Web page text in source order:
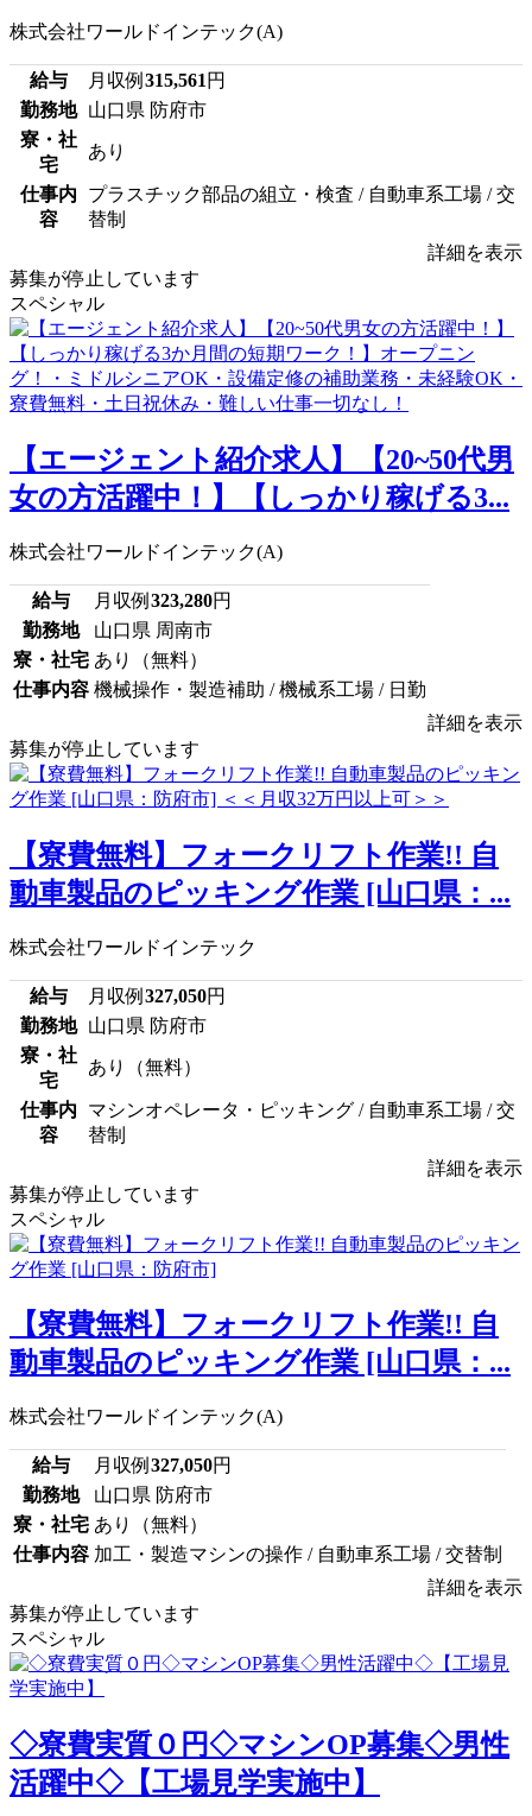
株式会社ワールドインテック(A)
給与 月収例 315,561 円
勤務地
山口県 防府市
寮・社
宅
あり
仕事内
容
プラスチック部品の組立・検査 / 自動車系工場 / 交
替制
詳細を表示
募集が停止しています
スペシャル
【エージェント紹介求人】【20~50代男
女の方活躍中！】【しっかり稼げる3...
株式会社ワールドインテック(A)
給与 月収例 323,280円
勤務地
山口県 周南市
寮・社宅 あり（無料）
仕事内容 機械操作・製造補助 / 機械系工場 / 日勤
詳細を表示
募集が停止しています
【寮費無料】フォークリフト作業!! 自
動車製品のピッキング作業 [山口県：...
株式会社ワールドインテック
給与 月収例 327,050円
勤務地
山口県 防府市
寮・社
宅
あり（無料）
仕事内
容
マシンオペレータ・ピッキング / 自動車系工場 / 交
替制
詳細を表示
募集が停止しています
スペシャル
【寮費無料】フォークリフト作業!! 自
動車製品のピッキング作業 [山口県：...
株式会社ワールドインテック(A)
給与 月収例 327,050円
勤務地
山口県 防府市
寮・社宅 あり（無料）
仕事内容 加工・製造マシンの操作 / 自動車系工場 / 交替制
詳細を表示
募集が停止しています
スペシャル
◇寮費実質０円◇マシンOP募集◇男性
活躍中◇【工場見学実施中】